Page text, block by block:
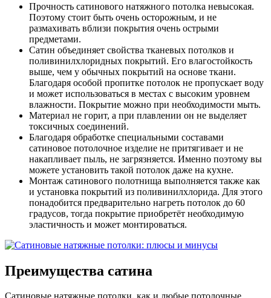
Прочность сатинового натяжного потолка невысокая.
Поэтому стоит быть очень осторожным, и не
размахивать вблизи покрытия очень острыми
предметами.
Сатин объединяет свойства тканевых потолков и
поливинилхлоридных покрытий. Его влагостойкость
выше, чем у обычных покрытий на основе ткани.
Благодаря особой пропитке потолок не пропускает воду
и может использоваться в местах с высоким уровнем
влажности. Покрытие можно при необходимости мыть.
Материал не горит, а при плавлении он не выделяет
токсичных соединений.
Благодаря обработке специальными составами
сатиновое потолочное изделие не притягивает и не
накапливает пыль, не загрязняется. Именно поэтому вы
можете установить такой потолок даже на кухне.
Монтаж сатинового полотнища выполняется также как
и установка покрытий из поливинилхлорида. Для этого
понадобится предварительно нагреть потолок до 60
градусов, тогда покрытие приобретёт необходимую
эластичность и может монтироваться.
Преимущества сатина